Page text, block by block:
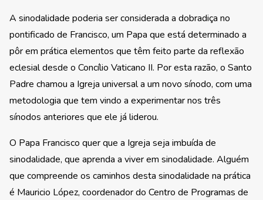
A sinodalidade poderia ser considerada a dobradiça no
pontificado de Francisco, um Papa que está determinado a
pôr em prática elementos que têm feito parte da reflexão
eclesial desde o Concílio Vaticano II. Por esta razão, o Santo
Padre chamou a Igreja universal a um novo sínodo, com uma
metodologia que tem vindo a experimentar nos três
sínodos anteriores que ele já liderou.
O Papa Francisco quer que a Igreja seja imbuída de
sinodalidade, que aprenda a viver em sinodalidade. Alguém
que compreende os caminhos desta sinodalidade na prática
é Mauricio López, coordenador do Centro de Programas de